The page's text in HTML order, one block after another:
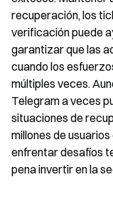
recuperación, los
verificación puede
garantizar que las
cuando los
múltiples veces.
Telegram a veces
situaciones de
millones de
enfrentar desafíos
pena invertir en la